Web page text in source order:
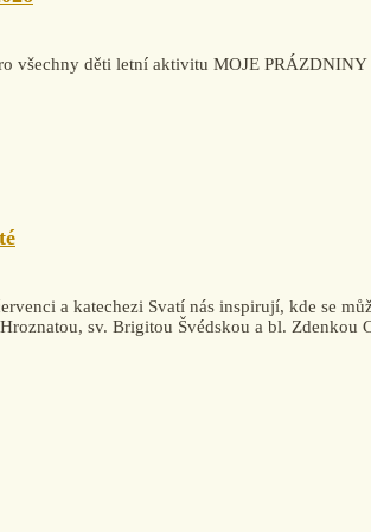
všechny děti letní aktivitu MOJE PRÁZDNINY
a katechezi Svatí nás inspirují, kde se
sv. Brigitou Švédskou a bl. Zdenkou